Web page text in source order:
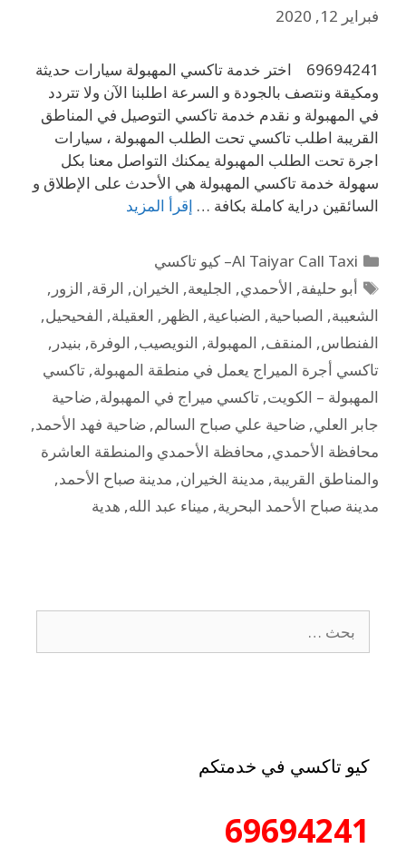
فبراير 12, 2020
69694241 اختر خدمة تاكسي المهبولة سيارات حديثة
ومكيقة ونتصف بالجودة و السرعة اطلبنا الآن ولا تتردد
في المهبولة و نقدم خدمة تاكسي التوصيل في المناطق
القريبة اطلب تاكسي تحت الطلب المهبولة ، سيارات
اجرة تحت الطلب المهبولة يمكنك التواصل معنا بكل
سهولة خدمة تاكسي المهبولة هي الأحدث على الإطلاق و
السائقين دراية كاملة بكافة … إقرأ المزيد
Al Taiyar Call Taxi– كيو تاكسي
أبو حليفة, الأحمدي, الجليعة, الخيران, الرقة, الزور ,
الشعيبة, الصباحية, الضباعية, الظهر , العقيلة, الفحيحيل,
الفنطاس, المنقف, المهبولة, النويصيب, الوفرة, بنيدر ,
تاكسي أجرة الميراج يعمل في منطقة المهبولة, تاكسي
المهبولة – الكويت, تاكسي ميراج في المهبولة, ضاحية
جابر العلي, ضاحية علي صباح السالم, ضاحية فهد الأحمد,
محافظة الأحمدي, محافظة الأحمدي والمنطقة العاشرة
والمناطق القريبة, مدينة الخيران, مدينة صباح الأحمد,
مدينة صباح الأحمد البحرية, ميناء عبد الله, هدية
كيو تاكسي في خدمتكم
69694241